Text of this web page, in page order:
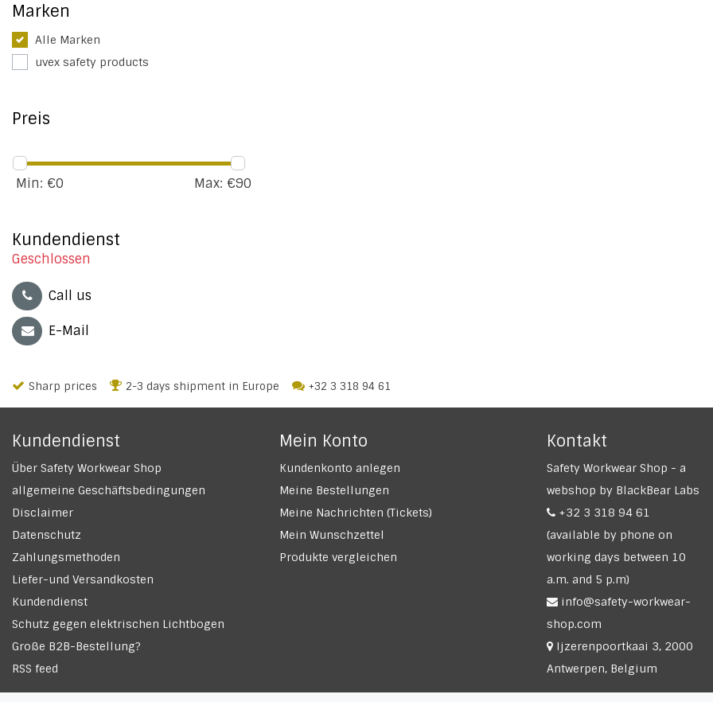
Marken
Alle Marken
uvex safety products
Preis
Min: €0 Max: €90
Kundendienst
Geschlossen
Call us
E-Mail
Sharp prices 2-3 days shipment in Europe +32 3 318 94 61
Kundendienst
Über Safety Workwear Shop
allgemeine Geschäftsbedingungen
Disclaimer
Datenschutz
Zahlungsmethoden
Liefer-und Versandkosten
Kundendienst
Schutz gegen elektrischen Lichtbogen
Große B2B-Bestellung?
RSS feed
Mein Konto
Kundenkonto anlegen
Meine Bestellungen
Meine Nachrichten (Tickets)
Mein Wunschzettel
Produkte vergleichen
Kontakt
Safety Workwear Shop - a
webshop by BlackBear Labs
+32 3 318 94 61
(available by phone on
working days between 10
a.m. and 5 p.m)
info@safety-workwear-
shop.com
Ijzerenpoortkaai 3, 2000
Antwerpen, Belgium